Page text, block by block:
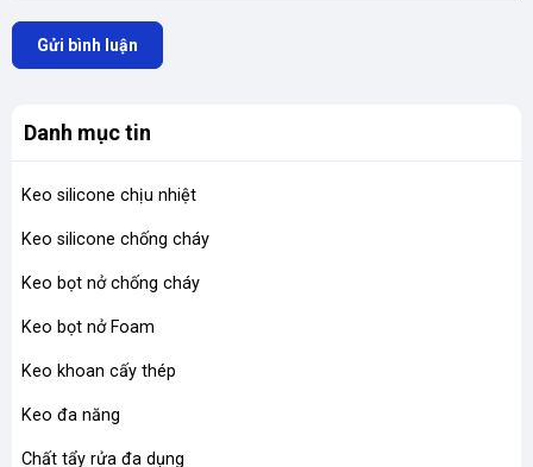
Gửi bình luận
Danh mục tin
Keo silicone chịu nhiệt
Keo silicone chống cháy
Keo bọt nở chống cháy
Keo bọt nở Foam
Keo khoan cấy thép
Keo đa năng
Chất tẩy rửa đa dụng